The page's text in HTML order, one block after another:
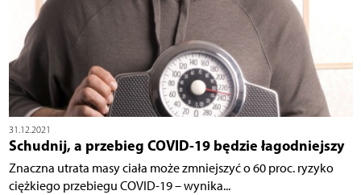
31.12.2021
Schudnij, a przebieg COVID-19 będzie łagodniejszy
Znaczna utrata masy ciała może zmniejszyć o 60 proc. ryzyko
ciężkiego przebiegu COVID-19 – wynika...